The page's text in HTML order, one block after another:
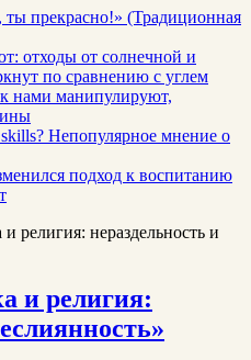
ты прекрасно!» (Традиционная
отходы от солнечной и
по сравнению с углем
нами манипулируют,
Непопулярное мнение о
подход к воспитанию
религия: нераздельность и
и религия: